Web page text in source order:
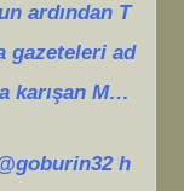
ardından T
gazeteleri ad
karışan M…
h